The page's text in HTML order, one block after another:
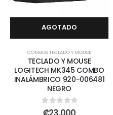
AGOTADO
COMBOS TECLADO Y MOUSE
TECLADO Y MOUSE
LOGITECH MK345 COMBO
INALÁMBRICO 920-006481
NEGRO
0out of 5